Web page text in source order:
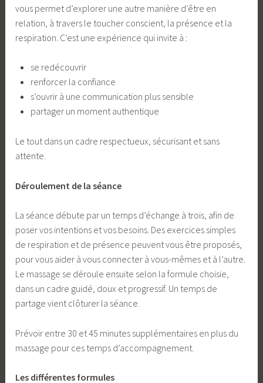
vous permet d’explorer une autre manière d’être en
relation, à travers le toucher conscient, la présence et la
respiration. C’est une expérience qui invite à :
se redécouvrir
renforcer la confiance
s’ouvrir à une communication plus sensible
partager un moment authentique
Le tout dans un cadre respectueux, sécurisant et sans
attente.
Déroulement de la séance
La séance débute par un temps d’échange à trois, afin de
poser vos intentions et vos besoins. Des exercices simples
de respiration et de présence peuvent vous être proposés,
pour vous aider à vous connecter à vous-mêmes et à l’autre.
Le massage se déroule ensuite selon la formule choisie,
dans un cadre guidé, doux et progressif. Un temps de
partage vient clôturer la séance.
Prévoir entre 30 et 45 minutes supplémentaires en plus du
massage pour ces temps d’accompagnement.
Les différentes formules